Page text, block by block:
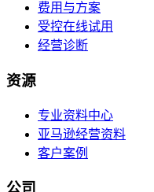
费用与方案
受控在线试用
经营诊断
资源
专业资料中心
亚马逊经营资料
客户案例
公司